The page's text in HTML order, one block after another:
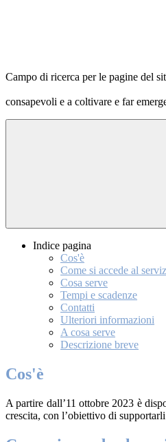
Campo di ricerca per le pagine del
consapevoli e a coltivare e far
Indice pagina
Cos'è
Come si accede al
Cosa serve
Tempi e scadenze
Contatti
Ulteriori informazioni
A cosa serve
Descrizione breve
Cos'è
A partire dall’11 ottobre 2023 è
crescita, con l’obiettivo di